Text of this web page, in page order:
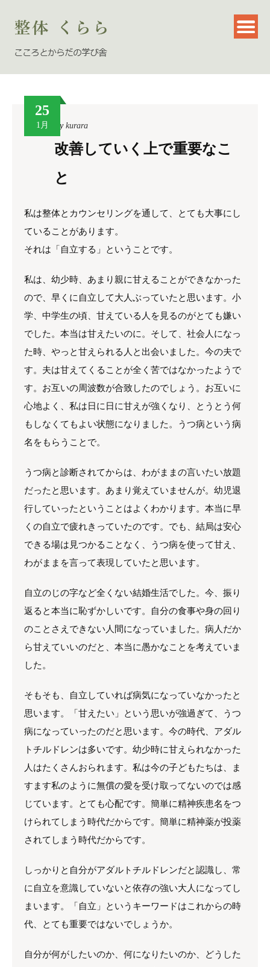
25
1月 By kurara
改善していく上で重要なこ
と
私は整体とカウンセリングを通して、とても大事にし
ていることがあります。
それは「自立する」ということです。
私は、幼少時、あまり親に甘えることができなかった
ので、早くに自立して大人ぶっていたと思います。小
学、中学生の頃、甘えている人を見るのがとても嫌い
でした。本当は甘えたいのに。そして、社会人になっ
た時、やっと甘えられる人と出会いました。今の夫で
す。夫は甘えてくることが全く苦ではなかったようで
す。お互いの周波数が合致したのでしょう。お互いに
心地よく、私は日に日に甘えが強くなり、とうとう何
もしなくてもよい状態になりました。うつ病という病
名をもらうことで。
うつ病と診断されてからは、わがままの言いたい放題
だったと思います。あまり覚えていませんが。幼児退
行していったということはよくわかります。本当に早
くの自立で疲れきっていたのです。でも、結局は安心
できる場は見つかることなく、うつ病を使って甘え、
わがままを言って表現していたと思います。
自立のじの字など全くない結婚生活でした。今、振り
返ると本当に恥ずかしいです。自分の食事や身の回り
のことさえできない人間になっていました。病人だか
ら甘えていいのだと、本当に愚かなことを考えていま
した。
そもそも、自立していれば病気になっていなかったと
思います。「甘えたい」という思いが強過ぎて、うつ
病になっていったのだと思います。今の時代、アダル
トチルドレンは多いです。幼少時に甘えられなかった
人はたくさんおられます。私は今の子どもたちは、ま
すます私のように無償の愛を受け取ってないのでは感
じています。とても心配です。簡単に精神疾患名をつ
けられてしまう時代だからです。簡単に精神薬が投薬
されてしまう時代だからです。
しっかりと自分がアダルトチルドレンだと認識し、常
に自立を意識していないと依存の強い大人になってし
まいます。「自立」というキーワードはこれからの時
代、とても重要ではないでしょうか。
自分が何がしたいのか、何になりたいのか、どうした